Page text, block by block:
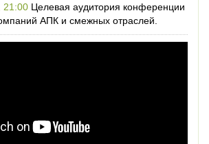
21:00 Целевая аудитория конференции
АПК и смежных отраслей.